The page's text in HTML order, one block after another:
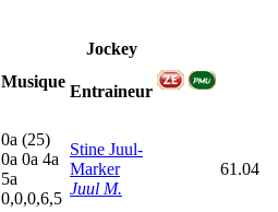
Musique
Jockey
Entraineur
0a (25)
0a 0a 4a
5a
0,0,0,6,5
Stine Juul-
Marker
Juul M.
61.04